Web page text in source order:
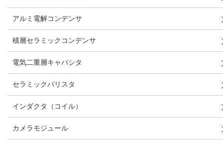
アルミ電解コンデンサ
積層セラミックコンデンサ
電気二重層キャパシタ
セラミックバリスタ
インダクタ（コイル）
カメラモジュール